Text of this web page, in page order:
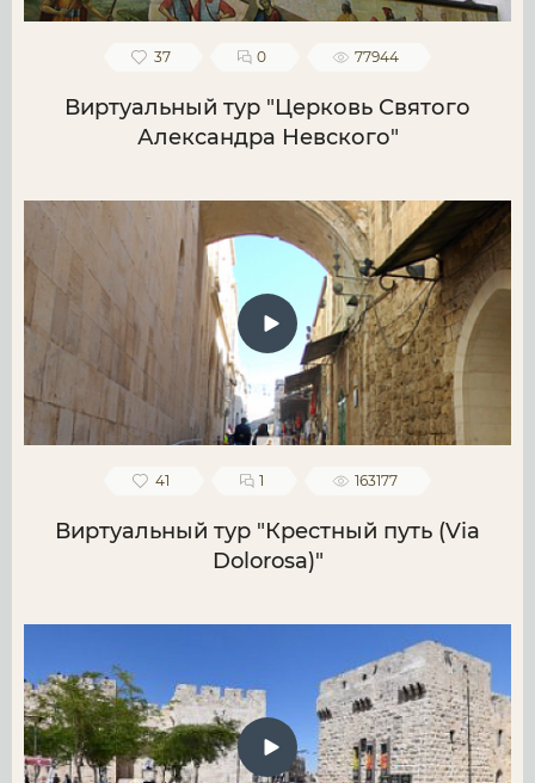
37 0 77944
Виртуальный тур "Церковь Святого
Александра Невского"
41 1 163177
Виртуальный тур "Крестный путь (Via
Dolorosa)"